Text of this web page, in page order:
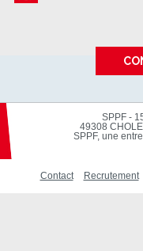
SPPF -
49308
SPPF, une
Contact Recrutement